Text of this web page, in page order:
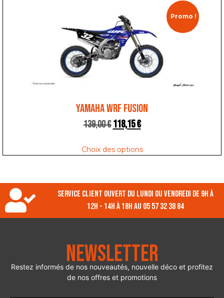
Promo !
YAMAHA WRF FUSION
139,00€118,15€
Choix des options
Service client ouvert du lundi ou vendredi de 9h à
12h - 14h à 18h au 05 57 32 38 84
Newsletter
Restez informés de nos nouveautés, nouvelle déco et profitez
de nos offres et promotions